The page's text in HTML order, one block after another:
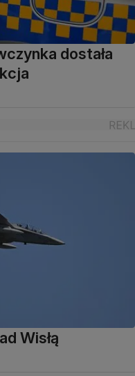
dostała
Wisłą